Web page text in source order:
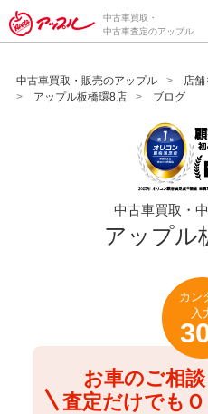
/*ABテスト_新規査定フォーム
中古車買取・
中古車査定のアップル
中古車買取・販売のアップル 店舗
アップル板橋環8店
ブログ
中古車買取・
アップル
お車のご相談
査定だけでもＯ
カン
入